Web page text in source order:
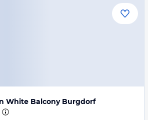
White Balcony Burgdorf